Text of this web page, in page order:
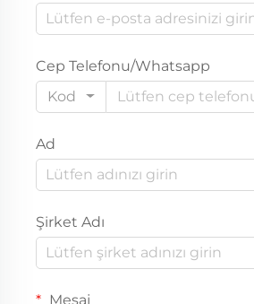
Cep Telefonu/Whatsapp
Kod
Ad
Şirket Adı
Mesaj